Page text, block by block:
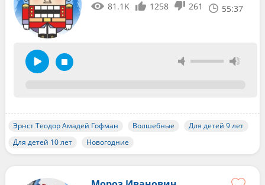
81.1K 1258 261 55:37
Эрнст Теодор Амадей Гофман Волшебные
Для детей 9 лет
Для детей 10 лет
Новогодние